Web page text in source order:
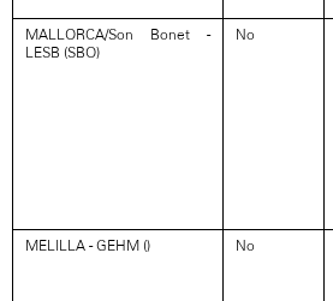
MALLORCA/Son Bonet -
LESB (SBO)
No
MELILLA - GEHM () No